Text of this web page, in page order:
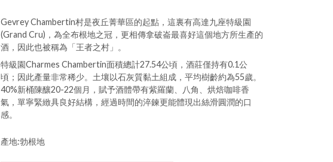
Gevrey Chambertin村是夜丘菁華區的起點，這裏有高達九座特級園
(Grand Cru)，為全布根地之冠，更相傳拿破崙最喜好這個地方所生產的
酒，因此也被稱為「王者之村」。
特級園Charmes Chambertin面積總計27.54公頃，酒莊僅持有0.1公
頃；因此產量非常稀少。土壤以石灰質黏土組成，平均樹齡約為55歲。
40%新桶陳釀20-22個月，賦予酒體帶有紫羅蘭、八角、烘焙咖啡香
氣，單寧緊緻具良好結構，經過時間的淬鍊更能體現出絲滑圓潤的口
感。
產地:勃根地